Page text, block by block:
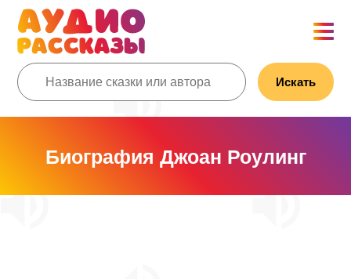
Искать
Биография Джоан Роулинг